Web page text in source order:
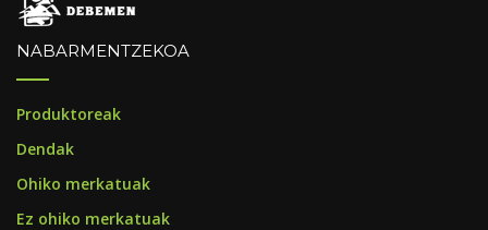
NABARMENTZEKOA
Produktoreak
Dendak
Ohiko merkatuak
Ez ohiko merkatuak